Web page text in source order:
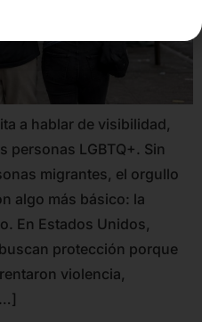
a hablar de visibilidad,
personas LGBTQ+. Sin
migrantes, el orgullo
algo más básico: la
En Estados Unidos,
protección porque
violencia,